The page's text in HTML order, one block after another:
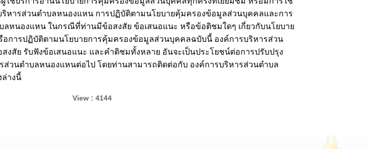
ริหารส่วนตำบลหนองแหน การปฏิบัติตามนโยบายคุ้มครองข้อมูลส่วนบุคคลและการ
ลหนองแหน ในกรณีที่ท่านมีข้อสงสัย ข้อเสนอแนะ หรือข้อติชมใดๆ เกี่ยวกับนโยบาย
การปฏิบัติตามนโยบายการคุ้มครองข้อมูลส่วนบุคคลฉบับนี้ องค์การบริหารส่วน
สัย รับฟังข้อเสนอแนะ และคำติชมทั้งหลาย อันจะเป็นประโยชน์ต่อการปรับปรุง
ส่วนตำบลหนองแหนต่อไป โดยท่านสามารถติดต่อกับ องค์การบริหารส่วนตำบล
างนี้
View : 4144